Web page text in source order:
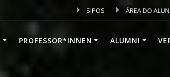
SIPOS ÁREA DO
PROFESSOR*INNEN ALUMNI